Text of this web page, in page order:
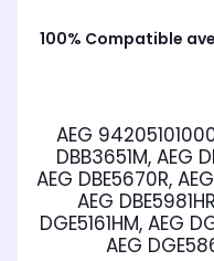
100% Compatible
AEG
DBB3651M, AEG
AEG DBE5670R,
AEG
DGE5161HM, AEG
AEG